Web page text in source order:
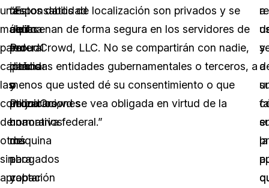
una
máquina
para
captar
las
comunicaciones
de
otros
sin
aprobación
un
delito
federal
pinchar
o
utilizar
una
máquina
para
captar
responsabilidad
civil
por
daños
y
perjuicios,
honorarios
de
abogados
y
“Estos datos de localización son privados y se
almacenan de forma segura en los servidores de
ProudCrowd, LLC. No se compartirán con nadie,
incluidas entidades gubernamentales o terceros, a
menos que usted dé su consentimiento o que
ProudCrowd se vea obligada en virtud de la
normativa federal.”
la
a
y
a